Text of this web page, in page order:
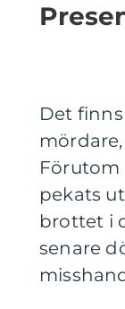
Det
Förutom
pekats
brottet i
senare